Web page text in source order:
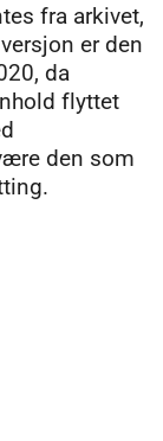
fra arkivet,
er den
da
flyttet
den som